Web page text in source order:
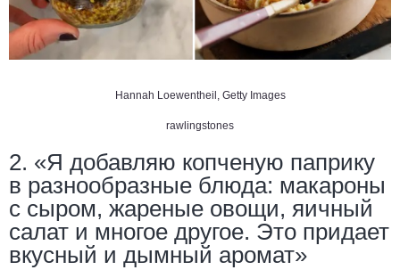
Hannah Loewentheil, Getty Images
rawlingstones
2. «Я добавляю копченую паприку
в разнообразные блюда: макароны
с сыром, жареные овощи, яичный
салат и многое другое. Это придает
вкусный и дымный аромат»